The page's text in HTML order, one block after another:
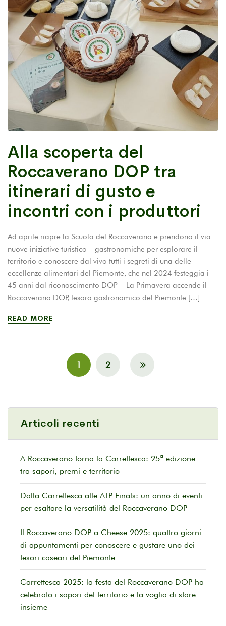
Alla scoperta del
Roccaverano DOP tra
itinerari di gusto e
incontri con i produttori
Ad aprile riapre la Scuola del Roccaverano e prendono il via
nuove iniziative turistico – gastronomiche per esplorare il
territorio e conoscere dal vivo tutti i segreti di una delle
eccellenze alimentari del Piemonte, che nel 2024 festeggia i
45 anni dal riconoscimento DOP La Primavera accende il
Roccaverano DOP, tesoro gastronomico del Piemonte […]
READ MORE
1 2
Articoli recenti
A Roccaverano torna la Carrettesca: 25ª edizione
tra sapori, premi e territorio
Dalla Carrettesca alle ATP Finals: un anno di eventi
per esaltare la versatilità del Roccaverano DOP
Il Roccaverano DOP a Cheese 2025: quattro giorni
di appuntamenti per conoscere e gustare uno dei
tesori caseari del Piemonte
Carrettesca 2025: la festa del Roccaverano DOP ha
celebrato i sapori del territorio e la voglia di stare
insieme